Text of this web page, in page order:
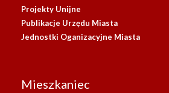
Projekty Unijne
Publikacje Urzędu Miasta
Jednostki Oganizacyjne Miasta
Mieszkaniec